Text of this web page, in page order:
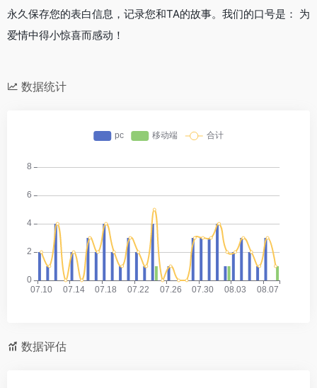
永久保存您的表白信息，记录您和TA的故事。我们的口号是： 为
爱情中得小惊喜而感动！
数据统计
数据评估